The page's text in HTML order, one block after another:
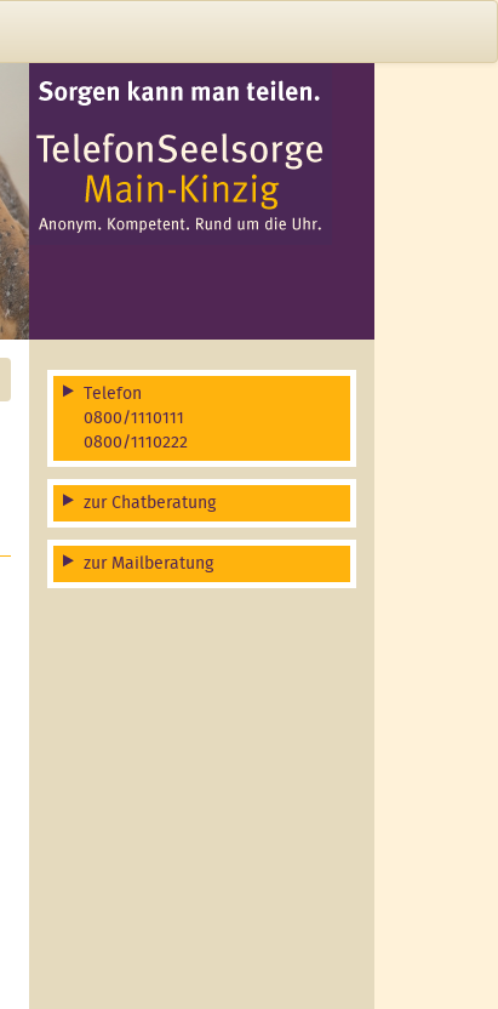
Telefon
0800/1110111
0800/1110222
zur Chatberatung
zur Mailberatung